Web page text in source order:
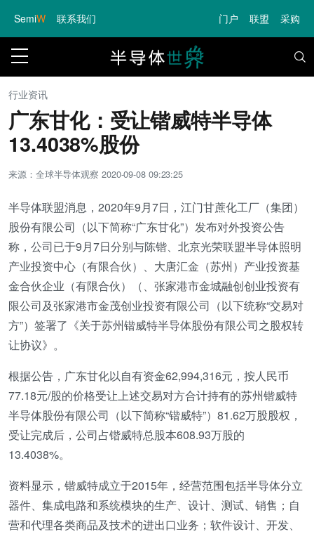
SemiW 联系我们 门户 联盟 采购
行业资讯
广东甘化：受让锴威特半导体
13.4038%股份
来源：全球半导体观察 2020-09-08 09:23:25
半导体联盟消息，2020年9月7日，江门甘蔗化工厂（集团）
股份有限公司（以下简称“广东甘化”）发布对外投资公告
称，公司已于9月7日分别与陈锴、北京光荣联盟半导体照明
产业投资中心（有限合伙）、大唐汇金（苏州）产业投资基
金合伙企业（有限合伙）（、张家港市金城融创创业投资有
限公司及张家港市金茂创业投资有限公司（以下统称“交易对
方”）签署了《关于苏州锴威特半导体股份有限公司之股权转
让协议》。
根据公告，广东甘化以自有资金62,994,316元，按人民币
77.18元/股的价格受让上述交易对方合计持有的苏州锴威特
半导体股份有限公司（以下简称“锴威特”）81.62万股股权，
受让完成后，公司占锴威特总股本608.93万股的
13.4038%。
资料显示，锴威特成立于2015年，经营范围包括半导体分立
器件、集成电路和系统模块的生产、设计、测试、销售；自
营和代理各类商品及技术的进出口业务；软件设计、开发、